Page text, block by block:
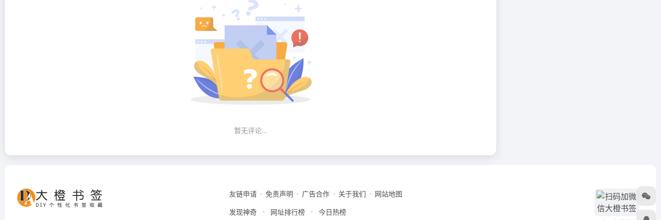
暂无评论...
友链申请 免责声明 广告合作 关于我们
网站地图
发现神奇
网址排行榜 今日热榜